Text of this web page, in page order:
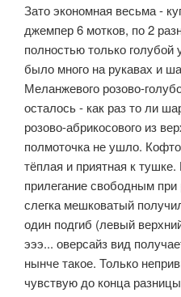
Зато экономная весьма -
джемпер 6 мотков, по 2
полностью только голубой
было много на рукавах и
Меланжевого розово-
осталось - как раз то ли
розово-абрикосового из
полмоточка не ушло.
тёплая и приятная к
прилегание свободным
слегка мешковатый
один подгиб (левый
эээ... оверсайз вид
нынче такое. Только
чувствую до конца